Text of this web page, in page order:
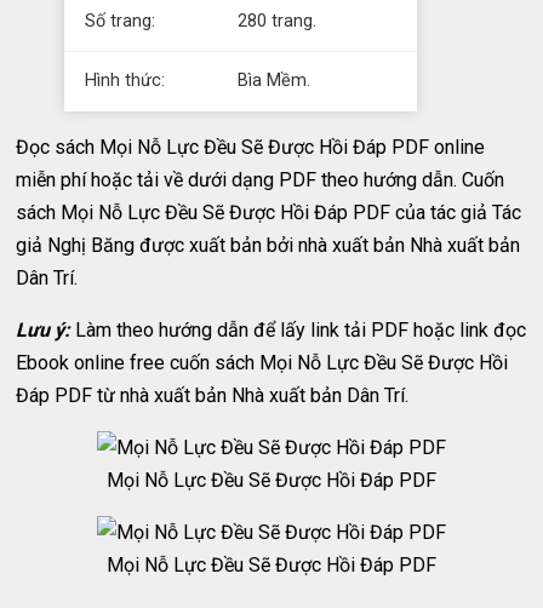
Số trang: 280 trang.
Hình thức: Bìa Mềm.
Đọc sách Mọi Nỗ Lực Đều Sẽ Được Hồi Đáp PDF online
miễn phí hoặc tải về dưới dạng PDF theo hướng dẫn. Cuốn
sách Mọi Nỗ Lực Đều Sẽ Được Hồi Đáp PDF của tác giả Tác
giả Nghị Băng được xuất bản bởi nhà xuất bản Nhà xuất bản
Dân Trí.
Lưu ý:Làm theo hướng dẫn để lấy link tải PDF hoặc link đọc
Ebook online free cuốn sách Mọi Nỗ Lực Đều Sẽ Được Hồi
Đáp PDF từ nhà xuất bản Nhà xuất bản Dân Trí.
Mọi Nỗ Lực Đều Sẽ Được Hồi Đáp PDF
Mọi Nỗ Lực Đều Sẽ Được Hồi Đáp PDF